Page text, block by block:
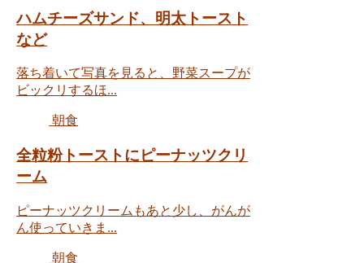
ハムチーズサンド、明太トースト
など
落ち着いて写真を見ると、野菜スープが
ビックリするほ...
朝食
全粒粉トーストにピーナッツクリ
ーム
ピーナッツクリームもあと少し、がんが
ん使っていきま...
朝食